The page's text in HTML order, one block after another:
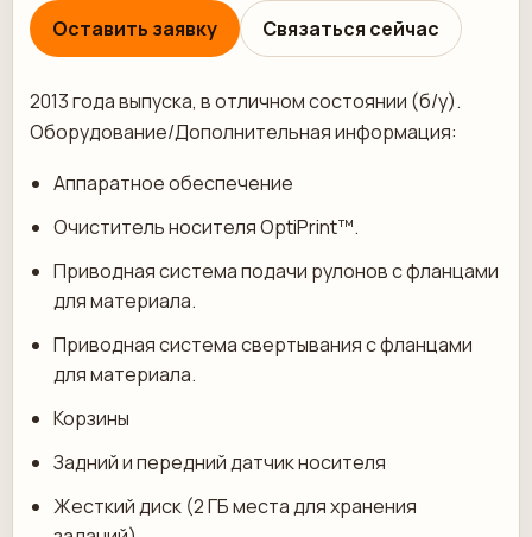
Оставить заявку
Связаться сейчас
2013 года выпуска, в отличном состоянии (б/у).
Оборудование/Дополнительная информация:
Аппаратное обеспечение
Очиститель носителя OptiPrint™.
Приводная система подачи рулонов с фланцами
для материала.
Приводная система свертывания с фланцами
для материала.
Корзины
Задний и передний датчик носителя
Жесткий диск (2 ГБ места для хранения